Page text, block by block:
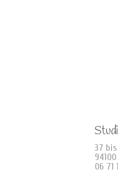
37
06 71